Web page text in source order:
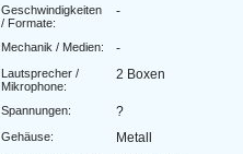
Geschwindigkeiten
/ Formate:
-
Mechanik / Medien: -
Lautsprecher /
Mikrophone:
2 Boxen
Spannungen: ?
Gehäuse: Metall